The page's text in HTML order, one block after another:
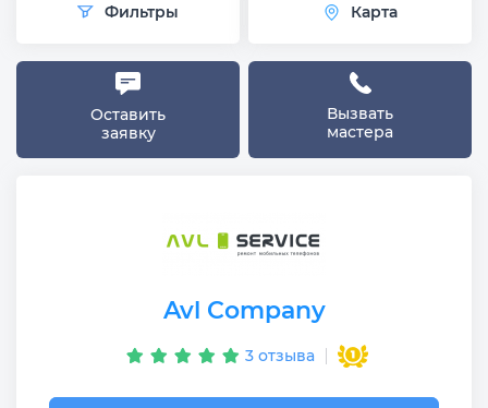
Фильтры Карта
Оставить
заявку
Вызвать
мастера
Avl Company
3 отзыва